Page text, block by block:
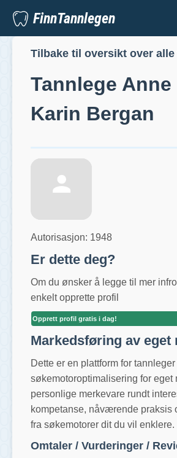
FinnTannlegen
Tilbake til oversikt over
Tannlege Anne
Karin Bergan
Autorisasjon: 1948
Er dette deg?
Om du ønsker å legge til mer
enkelt opprette profil
Opprett profil gratis i dag!
Markedsføring av eget
Dette er en plattform for
søkemotoroptimalisering for eget
personlige merkevare rundt
kompetanse, nåværende praksis
fra søkemotorer dit du vil enklere.
Omtaler / Vurderinger /